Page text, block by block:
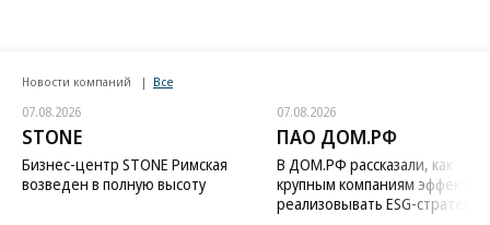
Новости компаний Все
07.08.2026
STONE
Бизнес-центр STONE Римская
возведен в полную высоту
07.08.2026
ПАО ДОМ.РФ
В ДОМ.РФ рассказали, как
крупным компаниям
реализовывать ESG-стратегию